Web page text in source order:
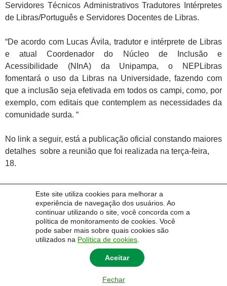
Este site utiliza cookies para melhorar a
experiência de navegação dos usuários. Ao
continuar utilizando o site, você concorda com a
política de monitoramento de cookies. Você
pode saber mais sobre quais cookies são
utilizados na Política de cookies
Aceitar
Fechar
Servidores Técnicos Administrativos Tradutores Intérpretes
de Libras/Português e Servidores Docentes de Libras.
“De acordo com Lucas Ávila, tradutor e intérprete de Libras
e atual Coordenador do Núcleo de Inclusão e
Acessibilidade (NInA) da Unipampa, o NEPLibras
fomentará o uso da Libras na Universidade, fazendo com
que a inclusão seja efetivada em todos os campi, como, por
exemplo, com editais que contemplem as necessidades da
comunidade surda. “
No link a seguir, está a publicação oficial constando maiores
detalhes sobre a reunião que foi realizada na terça-feira,
18.
de-criacao-do-neplibras
© 2014 Universidade Federal do Pampa - UNIPAMPA